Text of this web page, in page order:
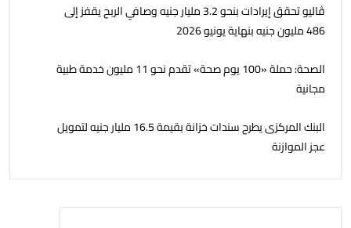
ڤاليو تحقق إيرادات بنحو 3.2 مليار جنيه وصافي الربح يقفز إلى
486 مليون جنيه بنهاية يونيو 2026
الصحة: حملة «100 يوم صحة» تقدم نحو 11 مليون خدمة طبية
مجانية
البنك المركزى يطرح سندات خزانة بقيمة 16.5 مليار جنيه لتمويل
عجز الموازنة